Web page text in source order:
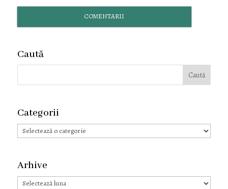
COMENTARII
Caută
Categorii
Categorii
Arhive
Arhive